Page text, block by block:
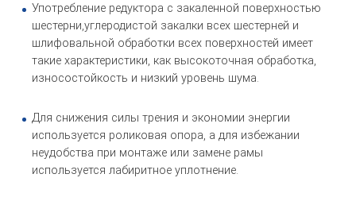
Употребление редуктора с закаленной поверхностью
шестерни,углеродистой закалки всех шестерней и
шлифовальной обработки всех поверхностей имеет
такие характеристики, как высокоточная обработка,
износостойкость и низкий уровень шума.
Для снижения силы трения и экономии энергии
используется роликовая опора, а для избежании
неудобства при монтаже или замене рамы
используется лабиритное уплотнение.